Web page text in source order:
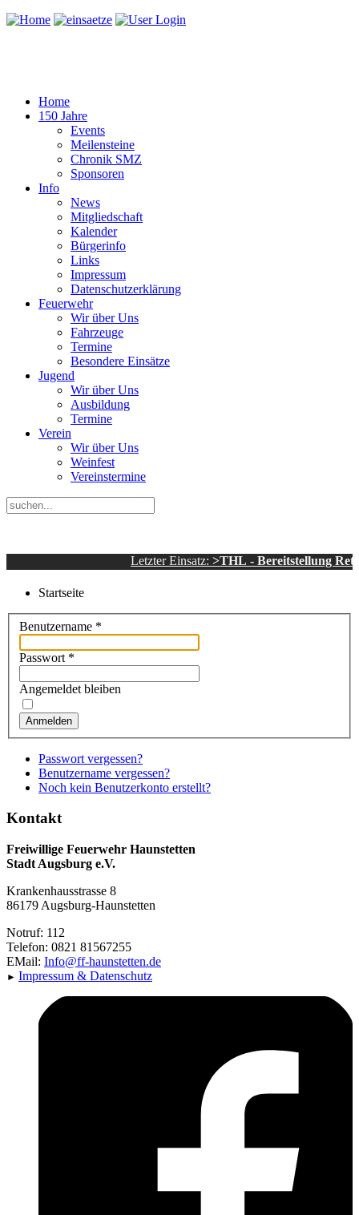
Home
150 Jahre
Events
Meilensteine
Chronik SMZ
Sponsoren
Info
News
Mitgliedschaft
Kalender
Bürgerinfo
Links
Impressum
Datenschutzerklärung
Feuerwehr
Wir über Uns
Fahrzeuge
Termine
Besondere Einsätze
Jugend
Wir über Uns
Ausbildung
Termine
Verein
Wir über Uns
Weinfest
Vereinstermine
Letzter Einsatz:>THL - Bereitstellung
Startseite
Benutzername *
Passwort *
Angemeldet bleiben
Anmelden
Passwort vergessen?
Benutzername vergessen?
Noch kein Benutzerkonto erstellt?
Kontakt
Freiwillige Feuerwehr Haunstetten
Stadt Augsburg e.V.
Krankenhausstrasse 8
86179 Augsburg-Haunstetten
Notruf: 112
Telefon: 0821 81567255
EMail: Info@ff-haunstetten.de
► Impressum & Datenschutz